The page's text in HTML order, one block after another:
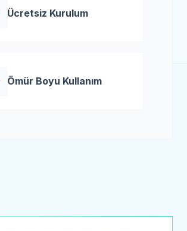
Ücretsiz Kurulum
Ömür Boyu Kullanım